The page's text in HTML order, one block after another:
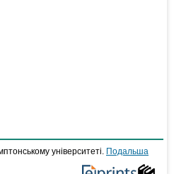
університеті.
Подальша